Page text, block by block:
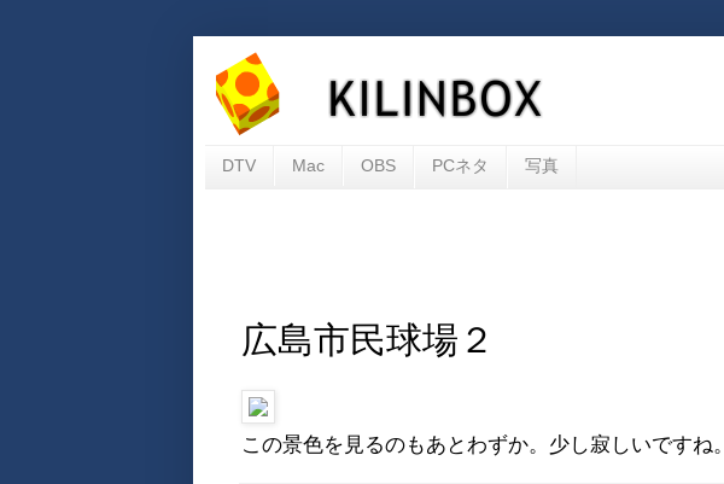
DTV Mac OBS PCネタ 写真
広島市民球場２
この景色を見るのもあとわずか。少し寂しいですね。